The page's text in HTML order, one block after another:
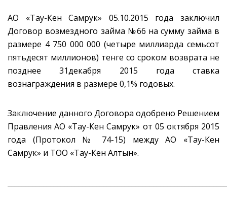
АО «Тау-Кен Самрук» 05.10.2015 года заключил
Договор возмездного займа №66 на сумму займа в
размере 4 750 000 000 (четыре миллиарда семьсот
пятьдесят миллионов) тенге со сроком возврата не
позднее 31декабря 2015 года ставка
вознаграждения в размере 0,1% годовых.
Заключение данного Договора одобрено Решением
Правления АО «Тау-Кен Самрук» от 05 октября 2015
года (Протокол № 74-15) между АО «Тау-Кен
Самрук» и ТОО «Тау-Кен Алтын».